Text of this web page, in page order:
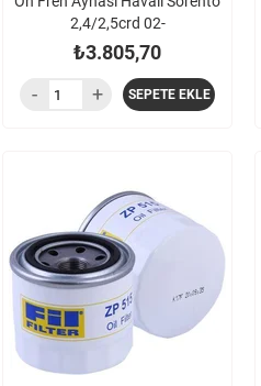
2,4/2,5crd 02-
₺3.805,70
SEPETE EKLE